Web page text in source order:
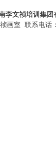
李文祯培训集团
画室 联系电话